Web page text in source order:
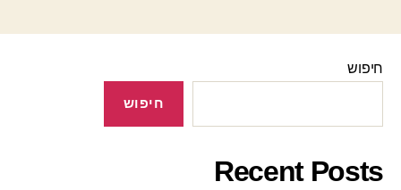
חיפוש
חיפוש
Recent Posts